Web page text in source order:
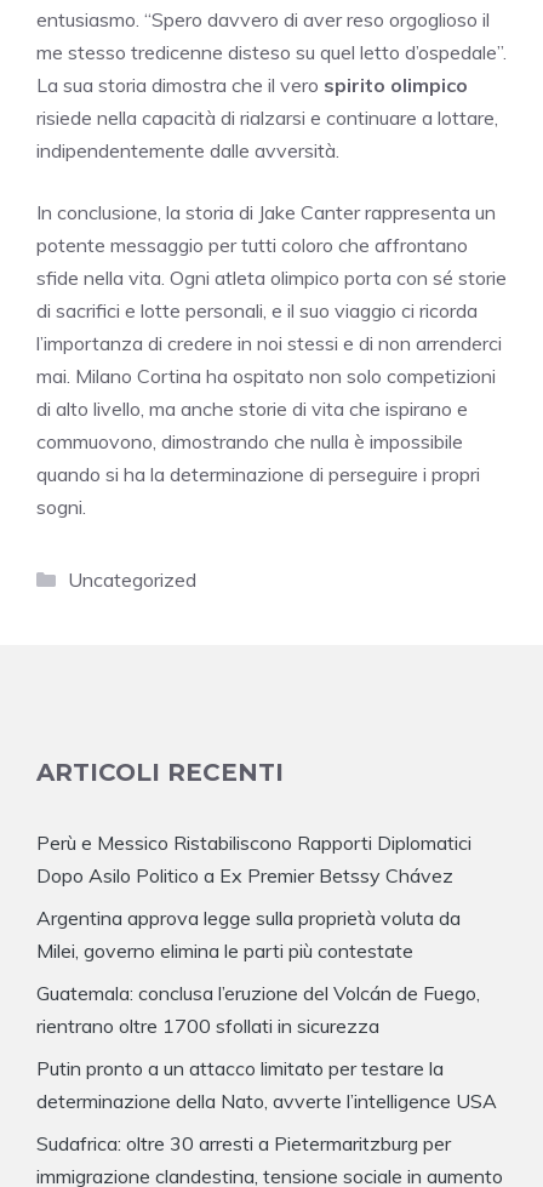
entusiasmo. “Spero davvero di aver reso orgoglioso il
me stesso tredicenne disteso su quel letto d’ospedale”.
La sua storia dimostra che il vero spirito olimpico
risiede nella capacità di rialzarsi e continuare a lottare,
indipendentemente dalle avversità.
In conclusione, la storia di Jake Canter rappresenta un
potente messaggio per tutti coloro che affrontano
sfide nella vita. Ogni atleta olimpico porta con sé storie
di sacrifici e lotte personali, e il suo viaggio ci ricorda
l’importanza di credere in noi stessi e di non arrenderci
mai. Milano Cortina ha ospitato non solo competizioni
di alto livello, ma anche storie di vita che ispirano e
commuovono, dimostrando che nulla è impossibile
quando si ha la determinazione di perseguire i propri
sogni.
Categorie
Uncategorized
ARTICOLI RECENTI
Perù e Messico Ristabiliscono Rapporti Diplomatici
Dopo Asilo Politico a Ex Premier Betssy Chávez
Argentina approva legge sulla proprietà voluta da
Milei, governo elimina le parti più contestate
Guatemala: conclusa l’eruzione del Volcán de Fuego,
rientrano oltre 1700 sfollati in sicurezza
Putin pronto a un attacco limitato per testare la
determinazione della Nato, avverte l’intelligence USA
Sudafrica: oltre 30 arresti a Pietermaritzburg per
immigrazione clandestina, tensione sociale in aumento